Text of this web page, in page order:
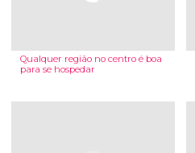
Qualquer região no centro é boa
para se hospedar